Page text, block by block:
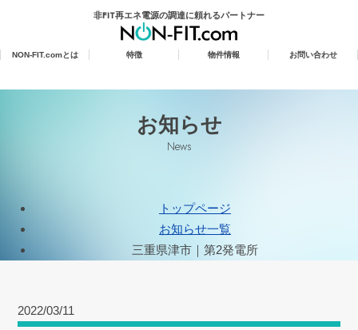
非FIT再エネ電源の調達に頼れるパートナー
NON-FIT.comとは 特徴 物件情報 お問い合わせ
お知らせ
News
トップページ
お知らせ一覧
三重県津市｜第2発電所
2022/03/11